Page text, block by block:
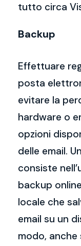
tutto circa
Backup
Effettuare
posta
evitare la
hardware o
opzioni
delle email.
consiste
backup
locale che
email su un
modo, anche